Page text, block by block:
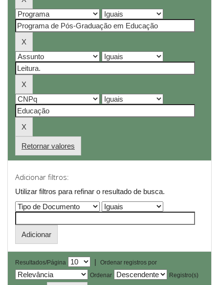
Retornar valores
Adicionar filtros:
Utilizar filtros para refinar o resultado de busca.
Resultados/Página |
Ordenar registros por
Ordenar
Registro(s)